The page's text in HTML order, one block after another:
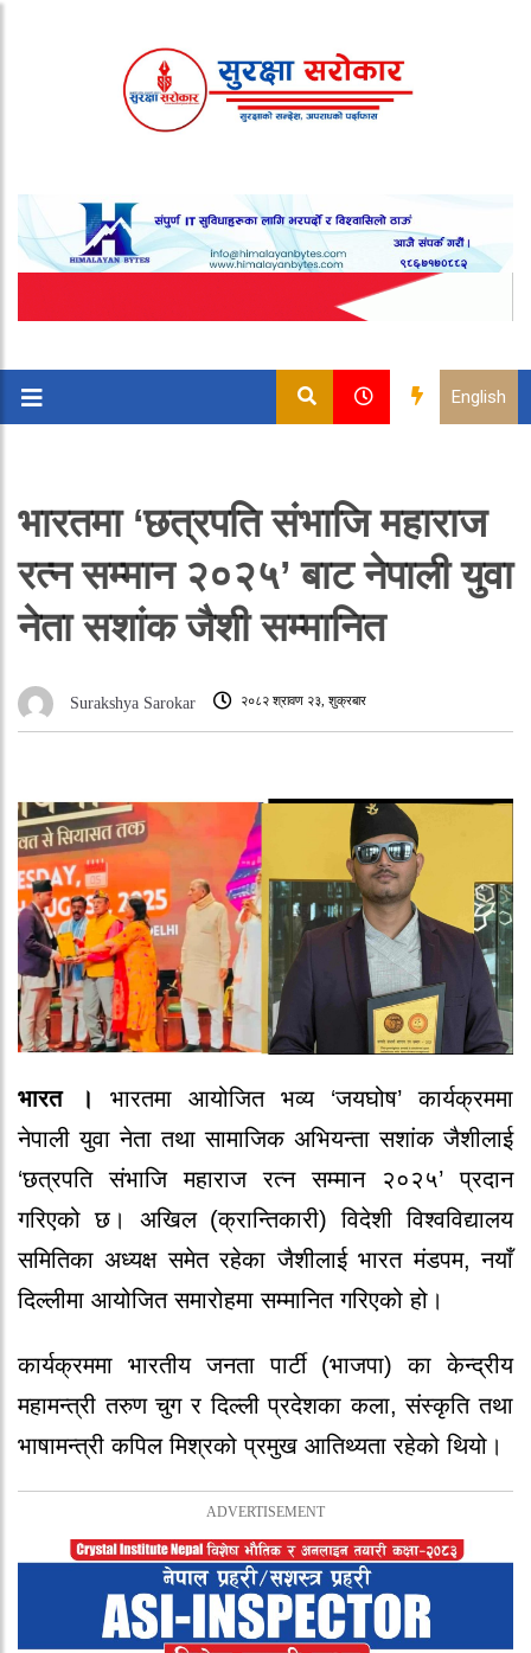
English
भारतमा ‘छत्रपति संभाजि महाराज
रत्न सम्मान २०२५’ बाट नेपाली युवा
नेता सशांक जैशी सम्मानित
Surakshya Sarokar २०८२ श्रावण २३, शुक्रबार
भारत ।
भारतमा आयोजित भव्य ‘जयघोष’ कार्यक्रममा
नेपाली युवा नेता तथा सामाजिक अभियन्ता सशांक जैशीलाई
‘छत्रपति संभाजि महाराज रत्न सम्मान २०२५’ प्रदान
गरिएको छ। अखिल (क्रान्तिकारी) विदेशी विश्वविद्यालय
समितिका अध्यक्ष समेत रहेका जैशीलाई भारत मंडपम, नयाँ
दिल्लीमा आयोजित समारोहमा सम्मानित गरिएको हो।
कार्यक्रममा भारतीय जनता पार्टी (भाजपा) का केन्द्रीय
महामन्त्री तरुण चुग र दिल्ली प्रदेशका कला, संस्कृति तथा
भाषामन्त्री कपिल मिश्रको प्रमुख आतिथ्यता रहेको थियो।